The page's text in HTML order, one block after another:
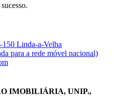
Linda-a-Velha
para a rede móvel nacional)
IMOBILIÁRIA, UNIP.,